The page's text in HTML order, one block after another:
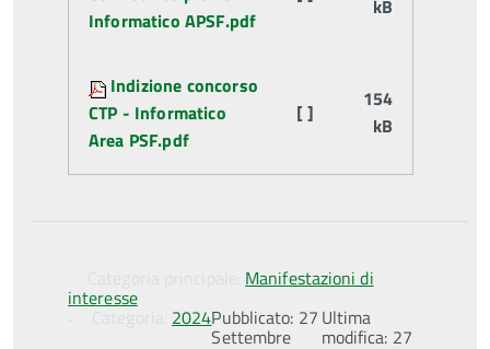
Informatico APSF.pdf
kB
Indizione concorso
CTP - Informatico
Area PSF.pdf
[ ]
154
kB
Manifestazioni di
interesse
2024Pubblicato: 27
Settembre
Ultima
modifica: 27